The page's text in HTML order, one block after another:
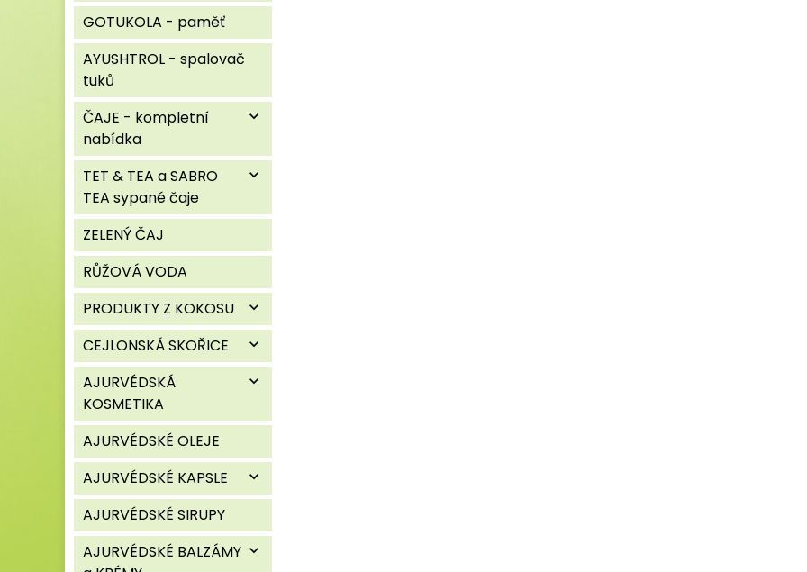
GOTUKOLA - paměť
AYUSHTROL - spalovač
tuků
ČAJE - kompletní
nabídka
expand_more
TET & TEA a SABRO
TEA sypané čaje
expand_more
ZELENÝ ČAJ
RŮŽOVÁ VODA
PRODUKTY Z KOKOSU
expand_more
CEJLONSKÁ SKOŘICE expand_more
AJURVÉDSKÁ
KOSMETIKA
expand_more
AJURVÉDSKÉ OLEJE
AJURVÉDSKÉ KAPSLE
expand_more
AJURVÉDSKÉ SIRUPY
AJURVÉDSKÉ BALZÁMY expand_more